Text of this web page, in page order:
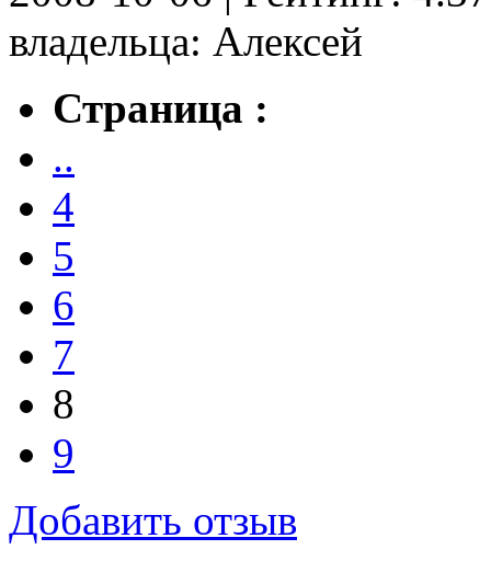
владельца: Алексей
Страница :
..
4
5
6
7
8
9
Добавить отзыв